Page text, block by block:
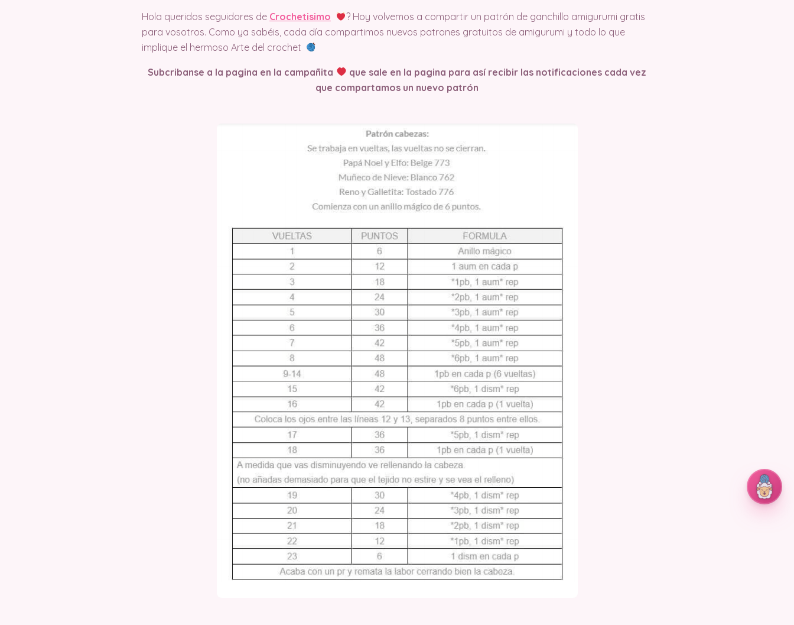
Hola queridos seguidores de Crochetisimo
? Hoy volvemos a compartir un patrón de ganchillo amigurumi gratis
para vosotros. Como ya sabéis, cada día compartimos nuevos patrones gratuitos de amigurumi y todo lo que
implique el hermoso Arte del crochet
Subcribanse a la pagina en la campañita que sale en la pagina para así recibir las notificaciones cada vez
que compartamos un nuevo patrón